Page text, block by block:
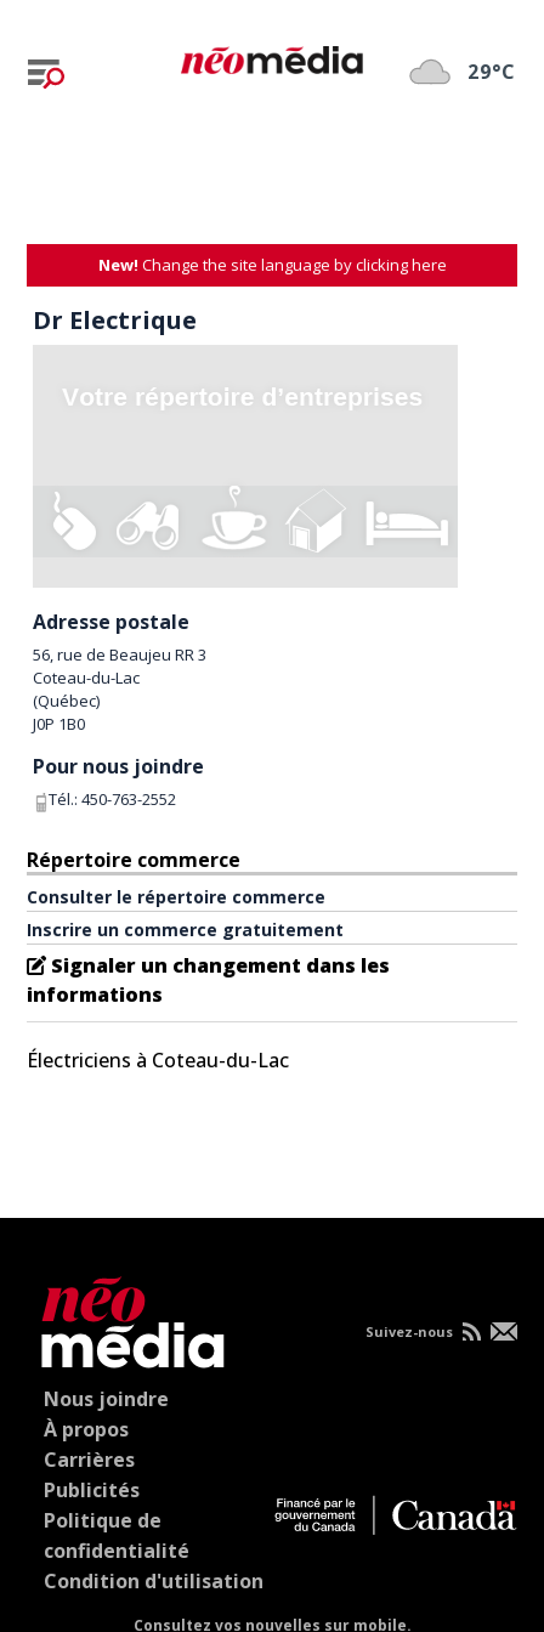
29°C
New! Change the site language by clicking here
Dr Electrique
Adresse postale
56, rue de Beaujeu RR 3
Coteau-du-Lac
(Québec)
J0P 1B0
Pour nous joindre
Tél.:450-763-2552
Répertoire commerce
Consulter le répertoire commerce
Inscrire un commerce gratuitement
Signaler un changement dans les
informations
Électriciens à Coteau-du-Lac
Nous joindre
À propos
Carrières
Publicités
Politique de
confidentialité
Condition d'utilisation
Consultez vos nouvelles sur mobile.
Suivez-nous